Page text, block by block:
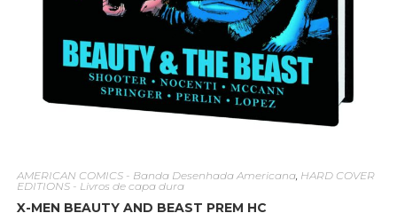
AMERICAN COMICS - Banda Desenhada Americana, HARD COVER
EDITIONS - Livros de capa dura
X-MEN BEAUTY AND BEAST PREM HC